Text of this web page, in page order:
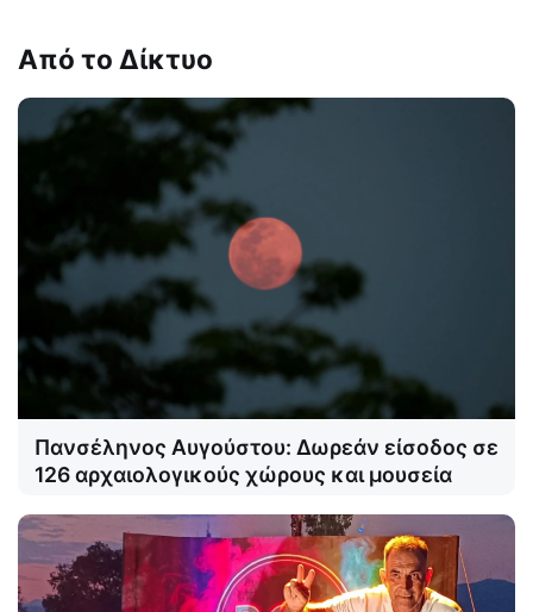
Από το Δίκτυο
Πανσέληνος Αυγούστου: Δωρεάν είσοδος σε
126 αρχαιολογικούς χώρους και μουσεία